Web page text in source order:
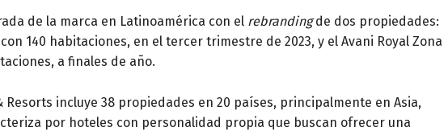
de la marca en Latinoamérica con el rebrandingde dos propiedades:
140 habitaciones, en el tercer trimestre de 2023, y el Avani Royal Zona
a finales de año.
incluye 38 propiedades en 20 países, principalmente en Asia,
por hoteles con personalidad propia que buscan ofrecer una